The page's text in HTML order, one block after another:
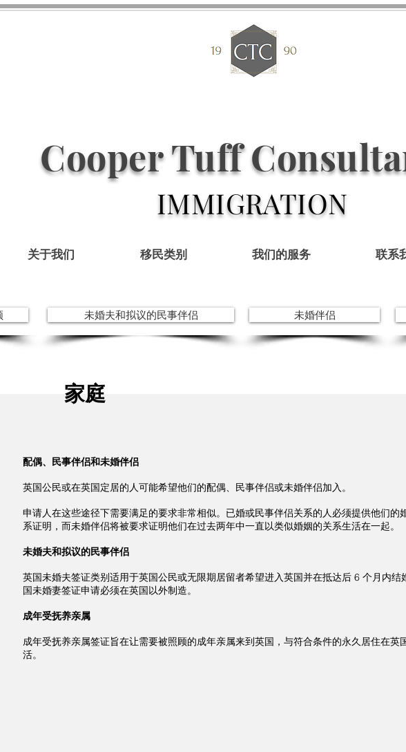
Cooper Tuff
IMMIGRATION
关于我们 移民类别 我们的服务 联系
未婚夫和拟议的民事伴侣 未婚伴侣
家庭
配偶、民事伴侣和未婚伴侣
英国公民或在英国定居的人可能希望他们的配偶、民事伴侣或未婚伴侣加入。
申请人在这些途径下需要满足的要求非常相似。已婚或民事伴侣关系的人必须提供他们的
系证明，而未婚伴侣将被要求证明他们在过去两年中一直以类似婚姻的关系生活在一起。
未婚夫和拟议的民事伴侣
英国未婚夫签证类别适用于英国公民或无限期居留者希望进入英国并在抵达后 6 个月内结
国未婚妻签证申请必须在英国以外制造。
成年受抚养亲属
成年受抚养亲属签证旨在让需要被照顾的成年亲属来到英国，与符合条件的永久居住在英
活。